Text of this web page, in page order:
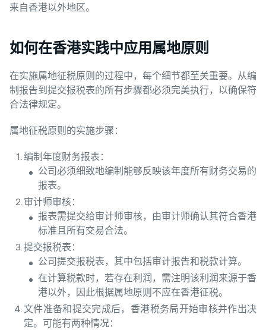
来自香港以外地区。
如何在香港实践中应用属地原则
在实施属地征税原则的过程中，每个细节都至关重要。从编
制报告到提交报税表的所有步骤都必须完美执行，以确保符
合法律规定。
属地征税原则的实施步骤：
编制年度财务报表：
公司必须细致地编制能够反映该年度所有财务交易的
报表。
审计师审核：
报表需提交给审计师审核，由审计师确认其符合香港
标准且所有交易合法。
提交报税表：
公司提交报税表，其中包括审计报告和税款计算。
在计算税款时，若存在利润，需注明该利润来源于香
港以外，因此根据属地原则不应在香港征税。
文件准备和提交完成后，香港税务局开始审核并作出决
定。可能有两种情况：